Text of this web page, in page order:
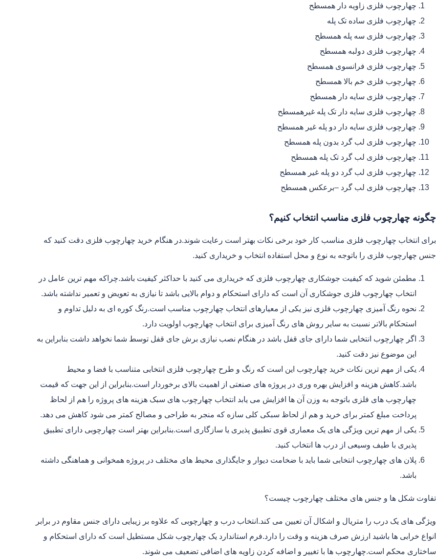
چهارچوب فلزی زاویه دار همسطح
چهارچوب فلزی ساده تک پله
چهارچوب فلزی سه پله همسطح
چهارچوب فلزی دولبه همسطح
چهارچوب فلزی فرانسوی همسطح
چهارچوب فلزی خم بالا همسطح
چهارچوب فلزی سایه دار همسطح
چهارچوب فلزی سایه دار تک پله غیرهمسطح
چهارچوب فلزی سایه دار دو پله غیر همسطح
چهارچوب فلزی لب گرد بدون پله همسطح
چهارچوب فلزی لب گرد تک پله همسطح
چهارچوب فلزی لب گرد دو پله غیر همسطح
چهارچوب فلزی لب گرد –برعکس همسطح
چگونه چهارچوب فلزی مناسب انتخاب کنیم؟
برای انتخاب چهارچوب فلزی مناسب کار خود برخی نکات بهتر است رعایت شوند.در هنگام خرید چهارچوب فلزی دقت کنید که
جنس چهارچوب فلزی را باتوجه به نوع و محل استفاده انتخاب و خریداری کنید.
مطمئن شوید که کیفیت جوشکاری چهارچوب فلزی که خریداری می کنید با حداکثر کیفیت باشد.چراکه مهم ترین عامل در
انتخاب چهارچوب فلزی جوشکاری آن است که دارای استحکام و دوام بالایی باشد تا نیازی به تعویض و تعمیر نداشته باشد.
نحوه رنگ آمیزی چهارچوب فلزی نیز یکی از معیارهای انتخاب چهارچوب مناسب است.رنگ کوره ای به دلیل تداوم و
استحکام بالاتر نسبت به سایر روش های رنگ آمیزی برای انتخاب چهارچوب اولویت دارد.
اگر چهارچوب انتخابی شما دارای جای قفل باشد در هنگام نصب نیازی برش جای قفل توسط شما نخواهد داشت بنابراین به
این موضوع نیز دقت کنید.
یکی از مهم ترین نکات خرید چهارچوب این است که رنگ و طرح چهارچوب فلزی انتخابی متناسب با فضا و محیط
باشد.کاهش هزینه و افزایش بهره وری در پروژه های صنعتی از اهمیت بالای برخوردار است.بنابراین از این جهت که قیمت
چهارچوب های فلزی باتوجه به وزن آن ها افزایش می یابد انتخاب چهارچوب های سبک هزینه های پروژه را هم از لحاظ
پرداخت مبلغ کمتر برای خرید و هم از لحاظ سبکی کلی سازه که منجر به طراحی و مصالح کمتر می شود کاهش می دهد.
یکی از مهم ترین ویژگی های یک معماری قوی تطبیق پذیری یا سازگاری است.بنابراین بهتر است چهارچوبی دارای تطبیق
پذیری با طیف وسیعی از درب ها انتخاب کنید.
پلان های چهارچوب انتخابی شما باید با ضخامت دیوار و جایگذاری محیط های مختلف در پروژه همخوانی و هماهنگی داشته
باشد.
تفاوت شکل ها و جنس های مختلف چهارچوب چیست؟
ویژگی های یک درب را متریال و اشکال آن تعیین می کند.انتخاب درب و چهارچوبی که علاوه بر زیبایی دارای جنس مقاوم در برابر
انواع خرابی ها باشید ارزش صرف هزینه و وقت را دارد.فرم استاندارد یک چهارچوب شکل مستطیل است که دارای استحکام و
ساختاری محکم است.چهارچوب ها با تغییر و اضافه کردن زاویه های اضافی تضعیف می شوند.